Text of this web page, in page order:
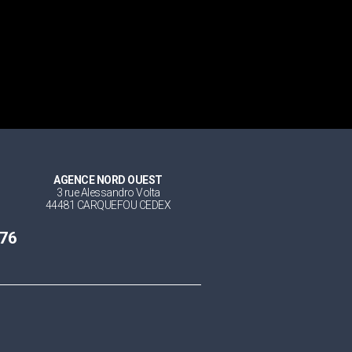
AGENCE NORD OUEST
3 rue Alessandro Volta
44481 CARQUEFOU CEDEX